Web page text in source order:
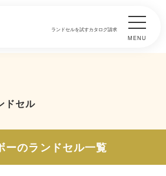
ランドセルを試すカタログ請求
MENU
ドセル
ーのランドセル一覧